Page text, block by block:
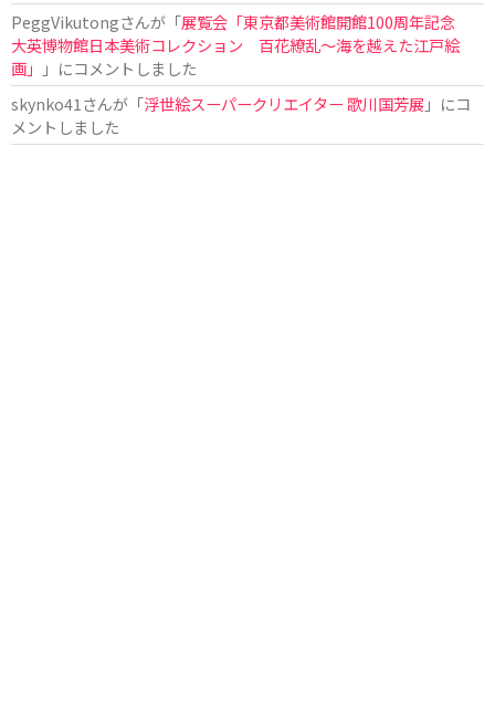
PeggVikutongさんが「展覧会「東京都美術館開館100周年記念
大英博物館日本美術コレクション 百花繚乱〜海を越えた江戸絵
画」
」にコメントしました
skynko41 さんが「浮世絵スーパークリエイター 歌川国芳展 」にコ
メントしました